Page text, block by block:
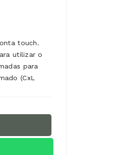
touch.
utilizar o
para
(CxL